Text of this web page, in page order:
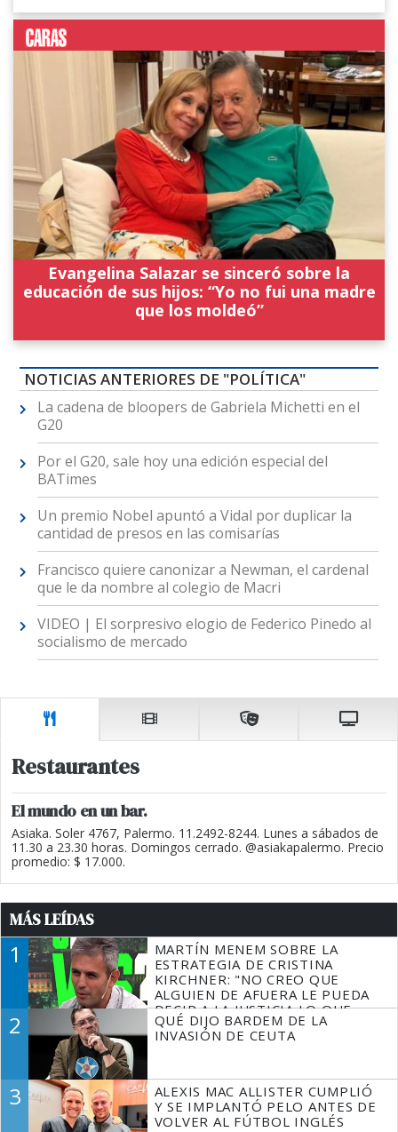
Evangelina Salazar se sinceró sobre la
educación de sus hijos: “Yo no fui una madre
que los moldeó”
NOTICIAS ANTERIORES DE "POLÍTICA"
La cadena de bloopers de Gabriela Michetti en el
G20
Por el G20, sale hoy una edición especial del
BATimes
Un premio Nobel apuntó a Vidal por duplicar la
cantidad de presos en las comisarías
Francisco quiere canonizar a Newman, el cardenal
que le da nombre al colegio de Macri
VIDEO | El sorpresivo elogio de Federico Pinedo al
socialismo de mercado
Restaurantes
El mundo en un bar.
Asiaka. Soler 4767, Palermo. 11.2492-8244. Lunes a sábados de
11.30 a 23.30 horas. Domingos cerrado. @asiakapalermo. Precio
promedio: $ 17.000.
MÁS LEÍDAS
1
MARTÍN MENEM SOBRE LA
ESTRATEGIA DE CRISTINA
KIRCHNER: "NO CREO QUE
ALGUIEN DE AFUERA LE PUEDA
DECIR A LA JUSTICIA LO QUE
TIENE QUE HACER"
2
QUÉ DIJO BARDEM DE LA
INVASIÓN DE CEUTA
3
ALEXIS MAC ALLISTER CUMPLIÓ
Y SE IMPLANTÓ PELO ANTES DE
VOLVER AL FÚTBOL INGLÉS